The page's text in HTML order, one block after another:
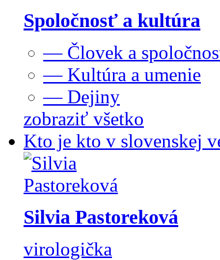
Spoločnosť a kultúra
— Človek a
— Kultúra a umenie
— Dejiny
zobraziť všetko
Kto je kto v slovenskej
Silvia Pastoreková
virologička